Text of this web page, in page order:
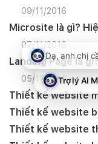
09/11/2016
Microsite là gì?
07/11/2016
Landing Page là
05/11/2016
Thiết kế website
Thiết kế website
Thiết kế website